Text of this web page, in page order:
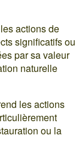
actions de
significatifs ou
par sa valeur
naturelle
les actions
ou la